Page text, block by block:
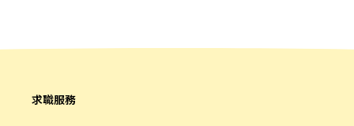
求職服務